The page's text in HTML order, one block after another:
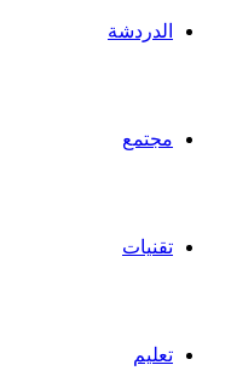
الدردشة
مجتمع
تقنيات
تعليم